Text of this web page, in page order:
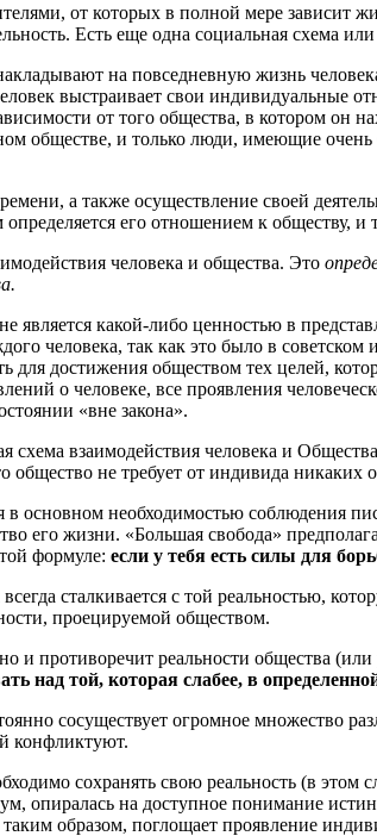
от которых в полной мере
Есть еще одна социальная схема
на повседневную жизнь
выстраивает свои индивидуальные
от того общества, в котором он
обществе, и только люди, имеющие
а также осуществление своей
его отношением к обществу,
человека и общества. Это
является какой-либо ценностью в
человека, так как это было в
для достижения обществом тех целей,
о человеке, все проявления
«вне закона».
взаимодействия человека и
общество не требует от индивида никаких
основном необходимостью соблюдения
его жизни. «Большая свобода»
формуле: если у тебя есть силы для
сталкивается с той реальностью,
проецируемой обществом.
и противоречит реальности общества
над той, которая слабее, в
сосуществует огромное множество
конфликтуют.
сохранять свою реальность (в
опиралась на доступное понимание
образом, поглощает проявление